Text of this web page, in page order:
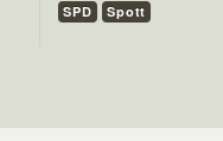
SPD
Spott